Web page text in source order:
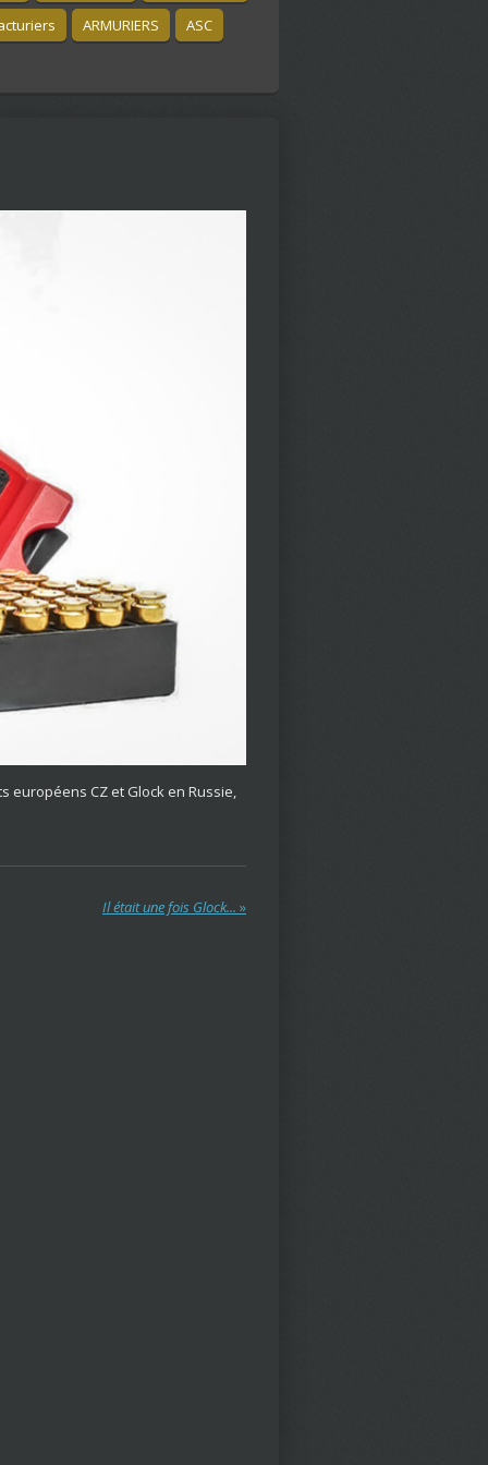
ARMURIERS ASC
européens CZ et Glock en Russie,
Il était une fois Glock... »